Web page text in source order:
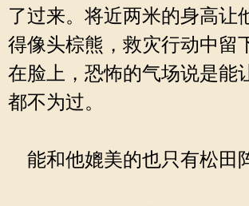
了过来。将近两米的身高让
得像头棕熊，救灾行动中留
在脸上，恐怖的气场说是能
都不为过。
能和他媲美的也只有松田